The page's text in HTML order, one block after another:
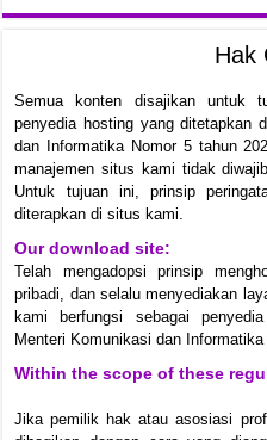
Hak
Semua konten disajikan untuk
penyedia hosting yang ditetapkan
dan Informatika Nomor 5 tahun
manajemen situs kami tidak
Untuk tujuan ini, prinsip
diterapkan di situs kami.
Our download site:
Telah mengadopsi prinsip
pribadi, dan selalu menyediakan
kami berfungsi sebagai
Menteri Komunikasi dan
Within the scope of these
Jika pemilik hak atau asosiasi